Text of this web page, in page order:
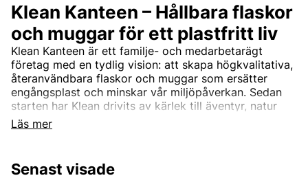
Läs mer
Klean Kanteen – Hållbara flaskor
och muggar för ett plastfritt liv
Klean Kanteen är ett familje- och medarbetarägt
företag med en tydlig vision: att skapa högkvalitativa,
återanvändbara flaskor och muggar som ersätter
engångsplast och minskar vår miljöpåverkan. Sedan
starten har Klean drivits av kärlek till äventyr, natur
och hållbarhet – och allt tillverkas med omtanke om
både människa och planet.
Klimatneutralt och ansvarstagande
Senast visade